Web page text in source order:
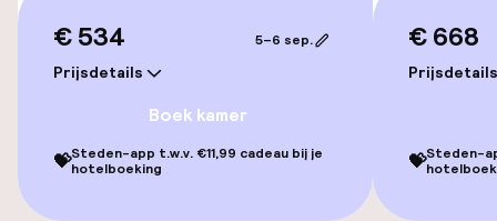
Zwemmen & wellness
Stoombad
Spa behandelingen
€ 534
Prijsdetails
5–6 sep.
Boek kamer
💝Steden-app t.w.v. €11,99 cadeau bij je
hotelboeking
€ 668
Prijsdetails
💝Steden-